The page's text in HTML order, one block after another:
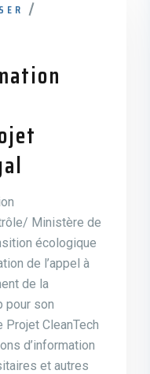
Ministère de
écologique
de l’appel à
de la
pour son
Projet CleanTech
d’information
et autres